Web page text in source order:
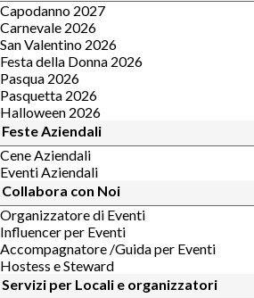
Capodanno 2027
Carnevale 2026
San Valentino 2026
Festa della Donna 2026
Pasqua 2026
Pasquetta 2026
Halloween 2026
Feste Aziendali
Cene Aziendali
Eventi Aziendali
Collabora con Noi
Organizzatore di Eventi
Influencer per Eventi
Accompagnatore /Guida per Eventi
Hostess e Steward
Servizi per Locali e organizzatori